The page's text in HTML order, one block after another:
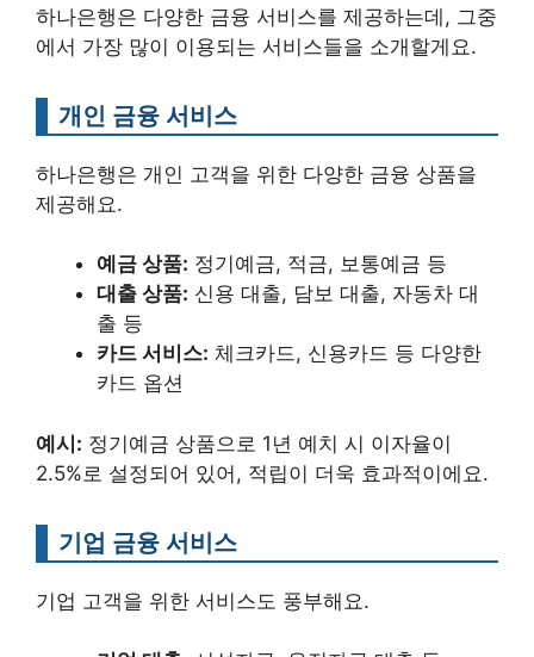
하나은행은 다양한 금융 서비스를 제공하는데, 그중
에서 가장 많이 이용되는 서비스들을 소개할게요.
개인 금융 서비스
하나은행은 개인 고객을 위한 다양한 금융 상품을
제공해요.
예금 상품: 정기예금, 적금, 보통예금 등
대출 상품: 신용 대출, 담보 대출, 자동차 대
출 등
카드 서비스: 체크카드, 신용카드 등 다양한
카드 옵션
예시: 정기예금 상품으로 1년 예치 시 이자율이
2.5%로 설정되어 있어, 적립이 더욱 효과적이에요.
기업 금융 서비스
기업 고객을 위한 서비스도 풍부해요.